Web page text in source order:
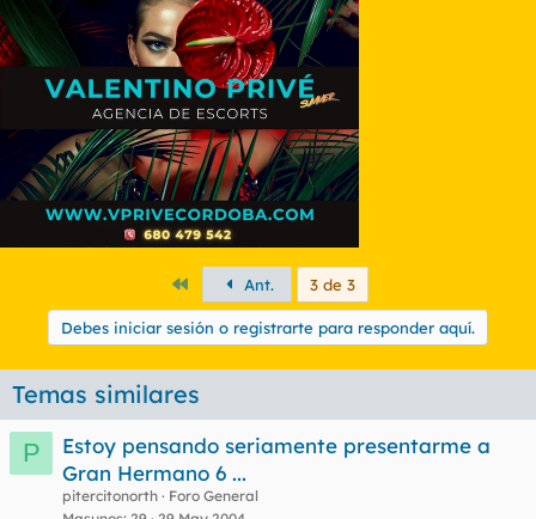
PrimeroAnt. 3 de 3
Debes iniciar sesión o registrarte para responder aquí.
Temas similares
P
Estoy pensando seriamente presentarme a
Gran Hermano 6 ...
pitercitonorth
Foro General